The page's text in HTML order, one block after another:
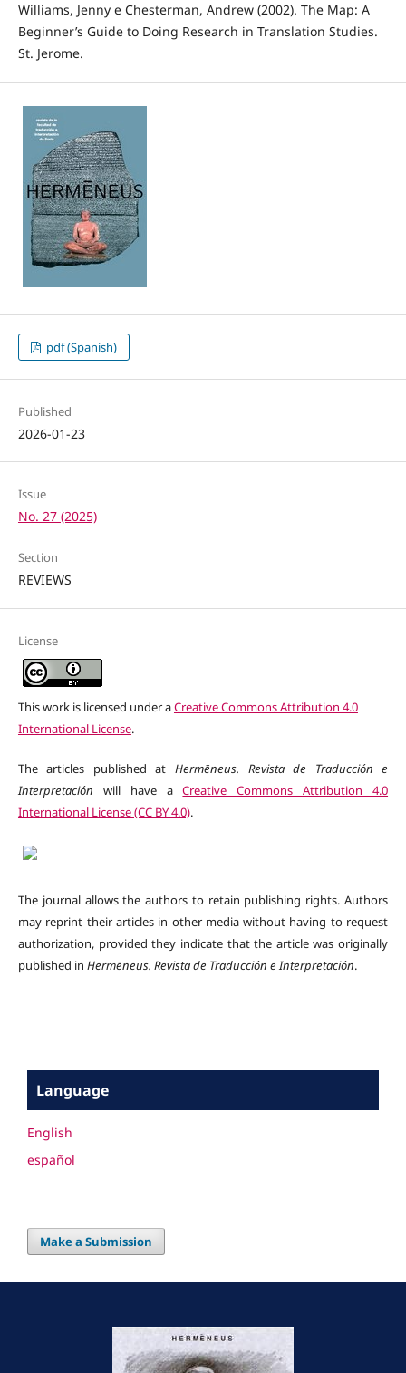
Williams, Jenny e Chesterman, Andrew (2002). The Map: A
Beginner’s Guide to Doing Research in Translation Studies.
St. Jerome.
pdf (Spanish)
Published
2026-01-23
Issue
No. 27 (2025)
Section
REVIEWS
License
This work is licensed under aCreative Commons Attribution 4.0
International License.
The articles published at Hermēneus. Revista de Traducción e
Interpretación will have aCreative Commons Attribution 4.0
International License (CC BY 4.0).
The journal allows the authors to retain publishing rights. Authors
may reprint their articles in other media without having to request
authorization, provided they indicate that the article was originally
published in Hermēneus. Revista de Traducción e Interpretación.
Language
English
español
Make a Submission